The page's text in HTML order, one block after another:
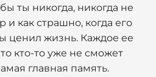
ты никогда, никогда не
и как страшно, когда его
ценил жизнь. Каждое ее
кто-то уже не сможет
главная память.